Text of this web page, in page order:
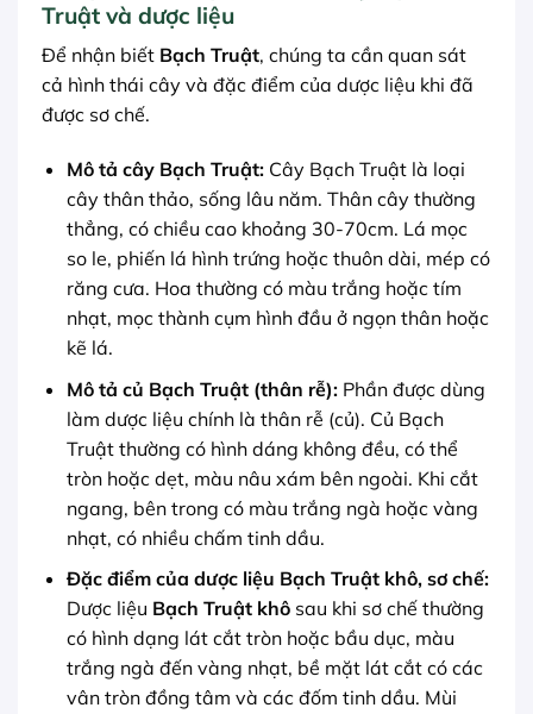
Truật và dược liệu
Để nhận biết Bạch Truật, chúng ta cần quan sát
cả hình thái cây và đặc điểm của dược liệu khi đã
được sơ chế.
Mô tả cây Bạch Truật:Cây Bạch Truật là loại
cây thân thảo, sống lâu năm. Thân cây thường
thẳng, có chiều cao khoảng 30-70cm. Lá mọc
so le, phiến lá hình trứng hoặc thuôn dài, mép có
răng cưa. Hoa thường có màu trắng hoặc tím
nhạt, mọc thành cụm hình đầu ở ngọn thân hoặc
kẽ lá.
Mô tả củ Bạch Truật (thân rễ):Phần được dùng
làm dược liệu chính là thân rễ (củ). Củ Bạch
Truật thường có hình dáng không đều, có thể
tròn hoặc dẹt, màu nâu xám bên ngoài. Khi cắt
ngang, bên trong có màu trắng ngà hoặc vàng
nhạt, có nhiều chấm tinh dầu.
Đặc điểm của dược liệu Bạch Truật khô, sơ chế:
Dược liệu Bạch Truật khôsau khi sơ chế thường
có hình dạng lát cắt tròn hoặc bầu dục, màu
trắng ngà đến vàng nhạt, bề mặt lát cắt có các
vân tròn đồng tâm và các đốm tinh dầu. Mùi